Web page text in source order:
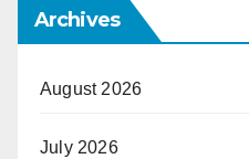
Archives
August 2026
July 2026